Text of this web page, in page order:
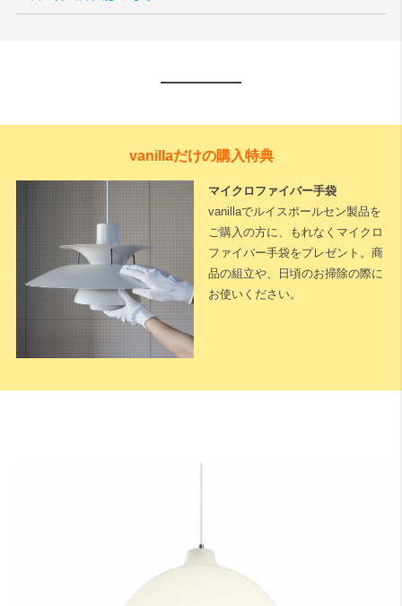
下記に測定した長さなどを入力いただくと全長が算出されます。
床からテーブルの天板トップまでの高さになります。一般的なダイニ
ングテーブルの場合は70〜74cmが主流です。
vanillaだけの購入特典
マイクロファイバー手袋
vanillaでルイスポールセン製品を
ご購入の方に、もれなくマイクロ
ファイバー手袋をプレゼント。商
品の組立や、日頃のお掃除の際に
お使いください。